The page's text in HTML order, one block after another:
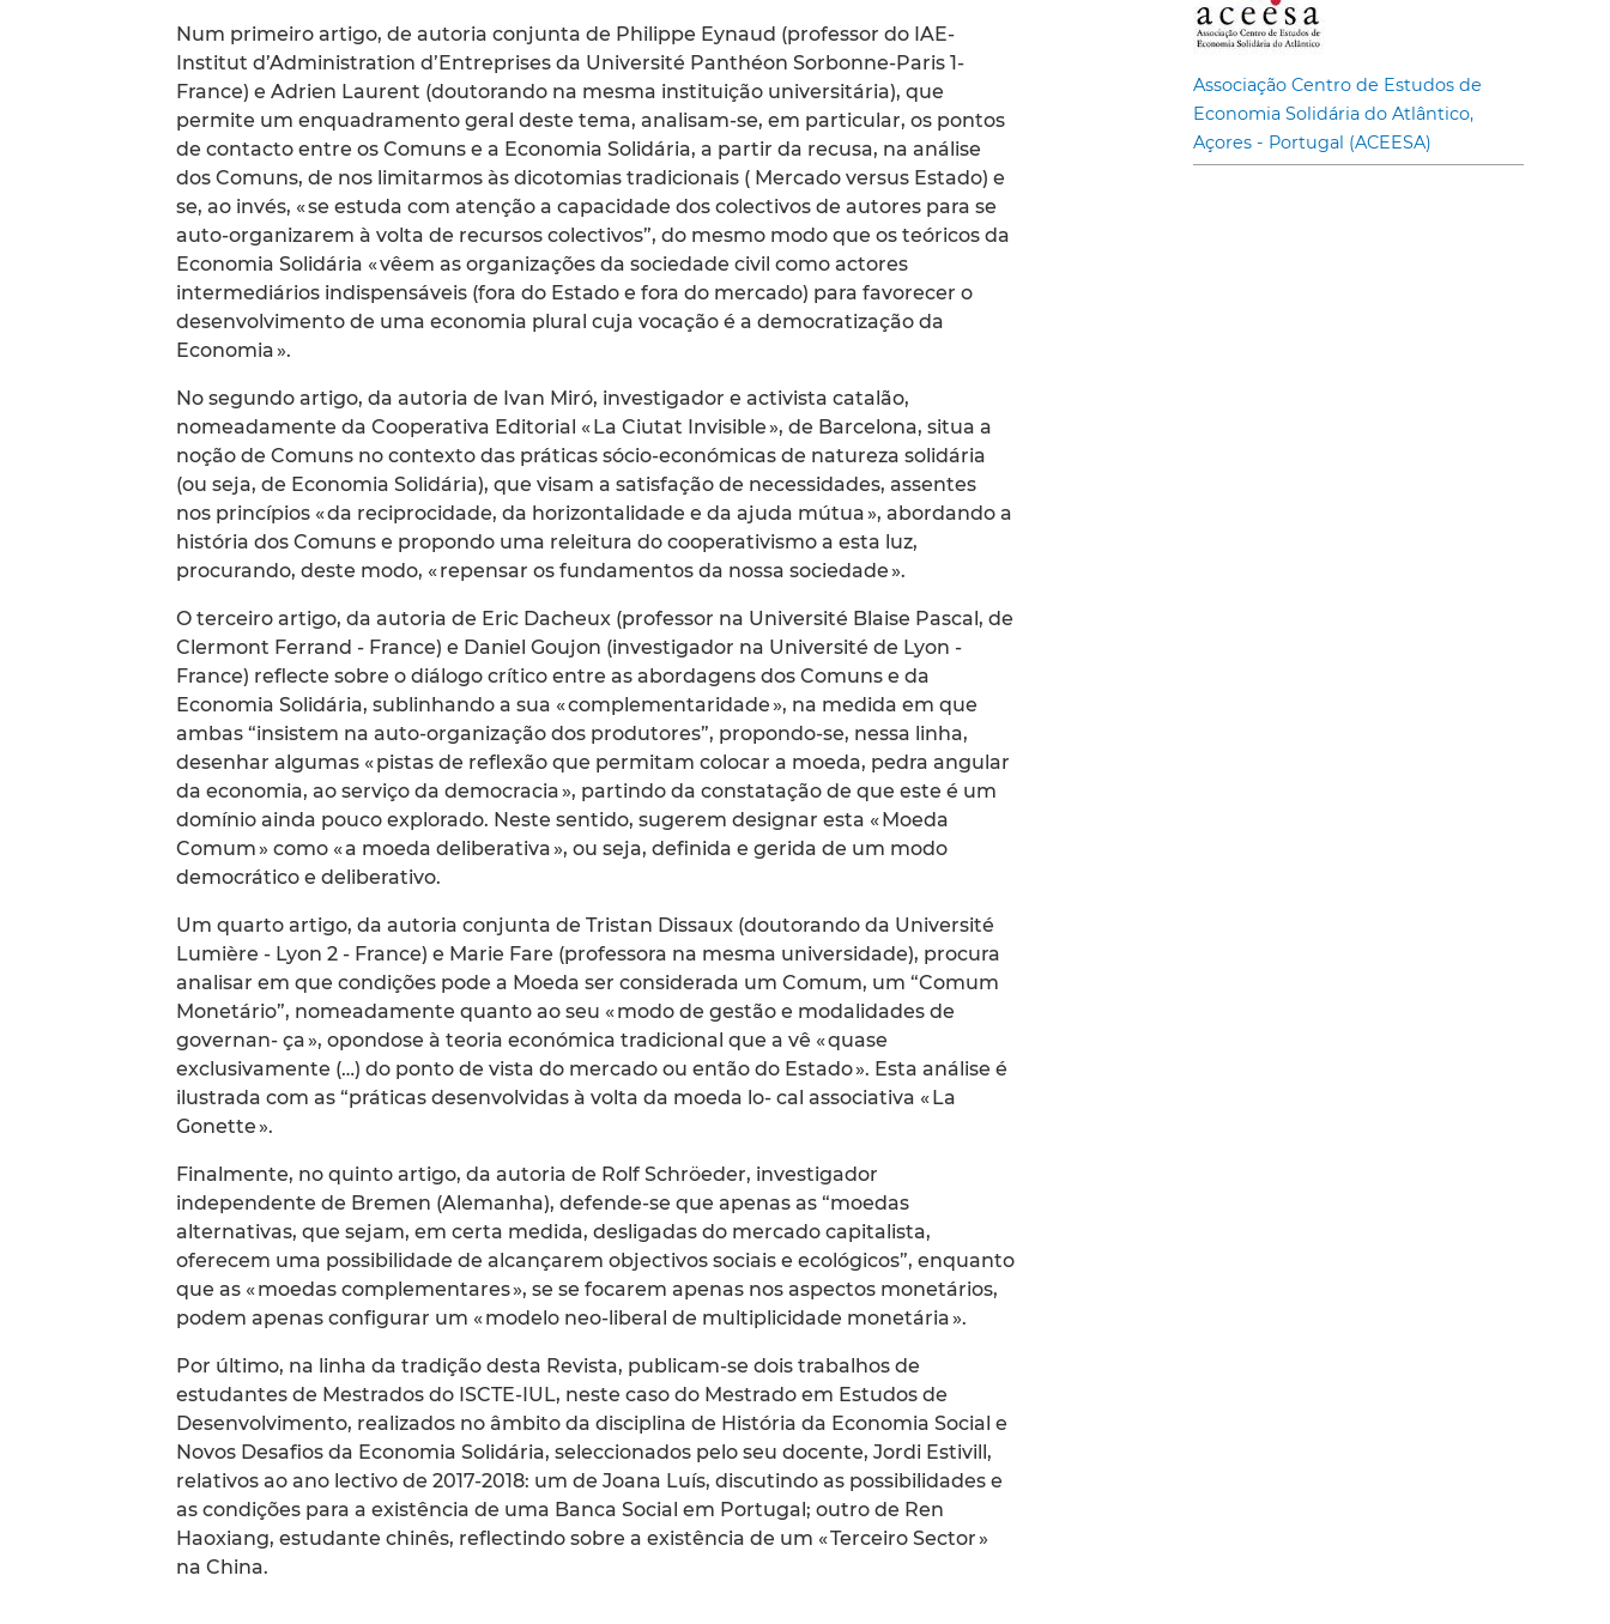
Num primeiro artigo, de autoria conjunta de Philippe Eynaud (professor do IAE-
Institut d’Administration d’Entreprises da Université Panthéon Sorbonne-Paris 1-
France) e Adrien Laurent (doutorando na mesma instituição universitária), que
permite um enquadramento geral deste tema, analisam-se, em particular, os pontos
de contacto entre os Comuns e a Economia Solidária, a partir da recusa, na análise
dos Comuns, de nos limitarmos às dicotomias tradicionais ( Mercado versus Estado) e
se, ao invés, « se estuda com atenção a capacidade dos colectivos de autores para se
auto-organizarem à volta de recursos colectivos”, do mesmo modo que os teóricos da
Economia Solidária « vêem as organizações da sociedade civil como actores
intermediários indispensáveis (fora do Estado e fora do mercado) para favorecer o
desenvolvimento de uma economia plural cuja vocação é a democratização da
Economia ».
No segundo artigo, da autoria de Ivan Miró, investigador e activista catalão,
nomeadamente da Cooperativa Editorial « La Ciutat Invisible », de Barcelona, situa a
noção de Comuns no contexto das práticas sócio-económicas de natureza solidária
(ou seja, de Economia Solidária), que visam a satisfação de necessidades, assentes
nos princípios « da reciprocidade, da horizontalidade e da ajuda mútua », abordando a
história dos Comuns e propondo uma releitura do cooperativismo a esta luz,
procurando, deste modo, « repensar os fundamentos da nossa sociedade ».
O terceiro artigo, da autoria de Eric Dacheux (professor na Université Blaise Pascal, de
Clermont Ferrand - France) e Daniel Goujon (investigador na Université de Lyon -
France) reflecte sobre o diálogo crítico entre as abordagens dos Comuns e da
Economia Solidária, sublinhando a sua « complementaridade », na medida em que
ambas “insistem na auto-organização dos produtores”, propondo-se, nessa linha,
desenhar algumas « pistas de reflexão que permitam colocar a moeda, pedra angular
da economia, ao serviço da democracia », partindo da constatação de que este é um
domínio ainda pouco explorado. Neste sentido, sugerem designar esta « Moeda
Comum » como « a moeda deliberativa », ou seja, definida e gerida de um modo
democrático e deliberativo.
Um quarto artigo, da autoria conjunta de Tristan Dissaux (doutorando da Université
Lumière - Lyon 2 - France) e Marie Fare (professora na mesma universidade), procura
analisar em que condições pode a Moeda ser considerada um Comum, um “Comum
Monetário”, nomeadamente quanto ao seu « modo de gestão e modalidades de
governan- ça », opondose à teoria económica tradicional que a vê « quase
exclusivamente (…) do ponto de vista do mercado ou então do Estado ». Esta análise é
ilustrada com as “práticas desenvolvidas à volta da moeda lo- cal associativa « La
Gonette ».
Finalmente, no quinto artigo, da autoria de Rolf Schröeder, investigador
independente de Bremen (Alemanha), defende-se que apenas as “moedas
alternativas, que sejam, em certa medida, desligadas do mercado capitalista,
oferecem uma possibilidade de alcançarem objectivos sociais e ecológicos”, enquanto
que as « moedas complementares », se se focarem apenas nos aspectos monetários,
podem apenas configurar um « modelo neo-liberal de multiplicidade monetária ».
Por último, na linha da tradição desta Revista, publicam-se dois trabalhos de
estudantes de Mestrados do ISCTE-IUL, neste caso do Mestrado em Estudos de
Desenvolvimento, realizados no âmbito da disciplina de História da Economia Social e
Novos Desafios da Economia Solidária, seleccionados pelo seu docente, Jordi Estivill,
relativos ao ano lectivo de 2017-2018: um de Joana Luís, discutindo as possibilidades e
as condições para a existência de uma Banca Social em Portugal; outro de Ren
Haoxiang, estudante chinês, reflectindo sobre a existência de um « Terceiro Sector »
na China.
Associação Centro de Estudos de
Economia Solidária do Atlântico,
Açores - Portugal (ACEESA)